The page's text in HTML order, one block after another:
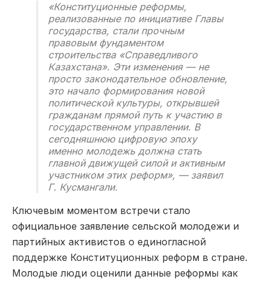
«Конституционные реформы,
реализованные по инициативе Главы
государства, стали прочным
правовым фундаментом
строительства «Справедливого
Казахстана». Эти изменения — не
просто законодательное обновление,
это начало формирования новой
политической культуры, открывшей
гражданам прямой путь к участию в
государственном управлении. В
сегодняшнюю цифровую эпоху
именно молодежь должна стать
главной движущей силой и активным
участником этих реформ», — заявил
Г. Кусмангали.
Ключевым моментом встречи стало
официальное заявление сельской молодежи и
партийных активистов о единогласной
поддержке Конституционных реформ в стране.
Молодые люди оценили данные реформы как